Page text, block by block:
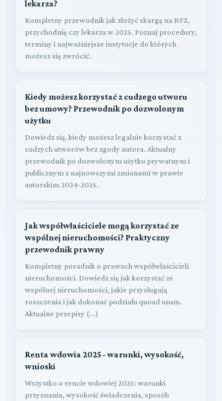
lekarza?
Kompletny przewodnik jak złożyć skargę na NFZ,
przychodnię czy lekarza w 2025. Poznaj procedury,
terminy i najważniejsze instytucje do których
możesz się zwrócić.
Kiedy możesz korzystać z cudzego utworu
bez umowy? Przewodnik po dozwolonym
użytku
Dowiedz się, kiedy możesz legalnie korzystać z
cudzych utworów bez zgody autora. Aktualny
przewodnik po dozwolonym użytku prywatnym i
publicznym z najnowszymi zmianami w prawie
autorskim 2024-2025.
Jak współwłaściciele mogą korzystać ze
wspólnej nieruchomości? Praktyczny
przewodnik prawny
Kompletny poradnik o prawach współwłaścicieli
nieruchomości. Dowiedz się jak korzystać ze
wspólnej nieruchomości, jakie przysługują
roszczenia i jak dokonać podziału quoad usum.
Aktualne przepisy (...)
Renta wdowia 2025 - warunki, wysokość,
wnioski
Wszystko o rencie wdowiej 2025: warunki
przyznania, wysokość świadczenia, sposób